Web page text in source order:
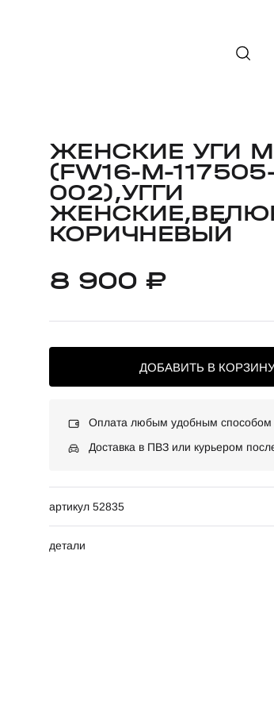
ЖЕНСКИЕ УГИ
(FW16-M-
002),УГГИ
КОРИЧНЕВЫЙ
8 900 ₽
ДОБАВИТЬ В
Оплата любым удобным способом
Доставка в ПВЗ или курьером
артикул 52835
детали